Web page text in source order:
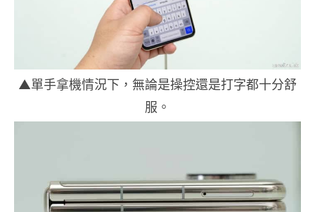
▲單手拿機情況下，無論是操控還是打字都十分舒
服。